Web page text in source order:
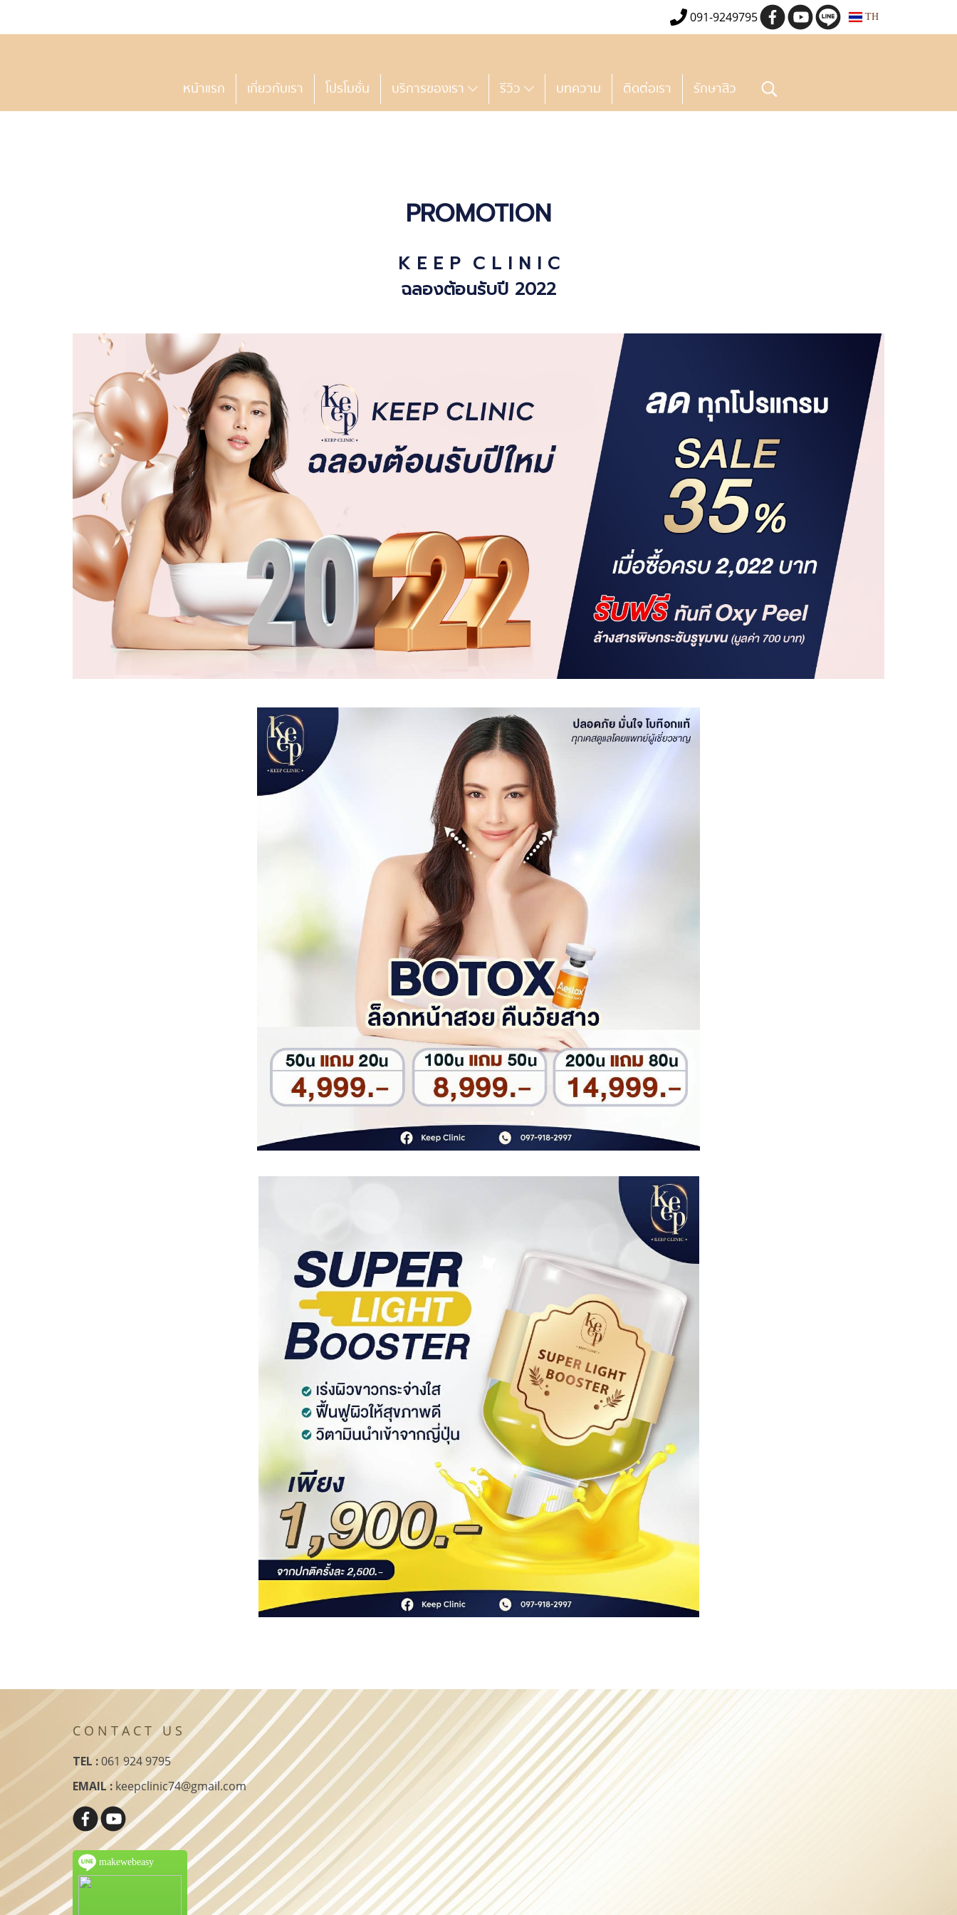
091-9249795 TH
หน้าแรก เกี่ยวกับเรา โปรโมชั่น บริการของเรา รีวิว บทความ ติดต่อเรา รักษาสิว
PROMOTION
K E E P C L I N I C
ฉลองต้อนรับปี 2022
C O N T A C T U S
TEL :061 924 9795
EMAIL : keepclinic74@gmail.com
makewebeasy